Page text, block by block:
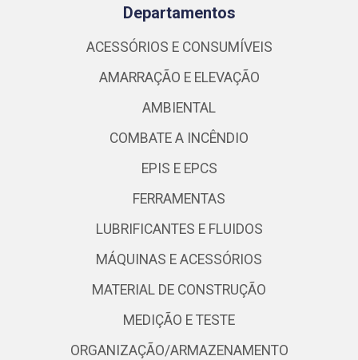
Departamentos
ACESSÓRIOS E CONSUMÍVEIS
AMARRAÇÃO E ELEVAÇÃO
AMBIENTAL
COMBATE A INCÊNDIO
EPIS E EPCS
FERRAMENTAS
LUBRIFICANTES E FLUIDOS
MÁQUINAS E ACESSÓRIOS
MATERIAL DE CONSTRUÇÃO
MEDIÇÃO E TESTE
ORGANIZAÇÃO/ARMAZENAMENTO